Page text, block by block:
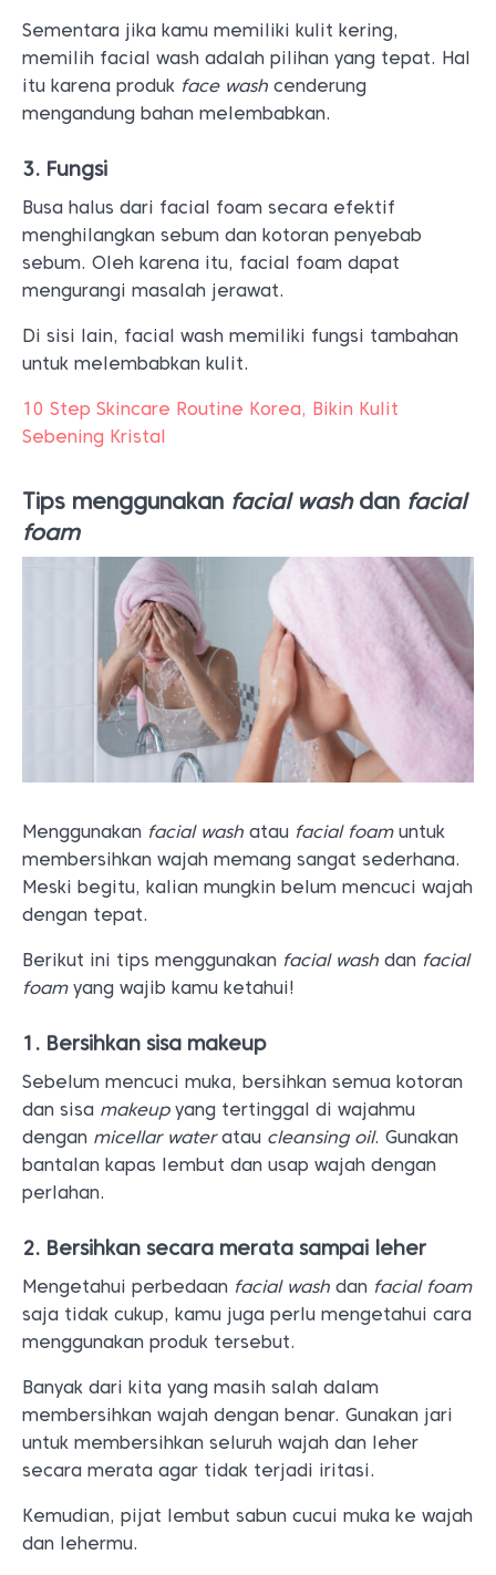
Sementara jika kamu memiliki kulit kering,
memilih facial wash adalah pilihan yang tepat. Hal
itu karena produk face wash cenderung
mengandung bahan melembabkan.
3. Fungsi
Busa halus dari facial foam secara efektif
menghilangkan sebum dan kotoran penyebab
sebum. Oleh karena itu, facial foam dapat
mengurangi masalah jerawat.
Di sisi lain, facial wash memiliki fungsi tambahan
untuk melembabkan kulit.
10 Step Skincare Routine Korea, Bikin Kulit
Sebening Kristal
Tips menggunakan facial washdan facial
foam
Menggunakan facial wash atau facial foamuntuk
membersihkan wajah memang sangat sederhana.
Meski begitu, kalian mungkin belum mencuci wajah
dengan tepat.
Berikut ini tips menggunakan facial wash dan facial
foamyang wajib kamu ketahui!
1. Bersihkan sisa makeup
Sebelum mencuci muka, bersihkan semua kotoran
dan sisa makeupyang tertinggal di wajahmu
dengan micellar wateratau cleansing oil. Gunakan
bantalan kapas lembut dan usap wajah dengan
perlahan.
2. Bersihkan secara merata sampai leher
Mengetahui perbedaan facial wash dan facial foam
saja tidak cukup, kamu juga perlu mengetahui cara
menggunakan produk tersebut.
Banyak dari kita yang masih salah dalam
membersihkan wajah dengan benar. Gunakan jari
untuk membersihkan seluruh wajah dan leher
secara merata agar tidak terjadi iritasi.
Kemudian, pijat lembut sabun cucui muka ke wajah
dan lehermu.